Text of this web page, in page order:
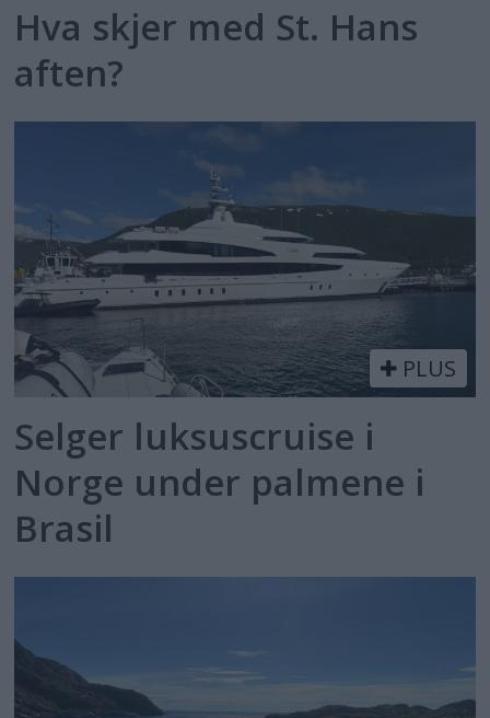
Hva skjer med St. Hans
aften?
PLUS
Selger luksuscruise i
Norge under palmene i
Brasil